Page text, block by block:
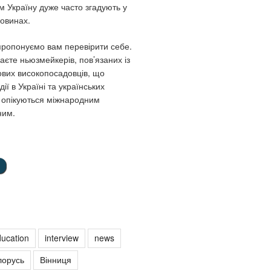
Україну дуже часто згадують у
вам перевірити себе.
ньюзмейкерів, пов’язаних із
високопосадовців, що
в Україні та українських
опікуються міжнародним
interview
news
Вінниця